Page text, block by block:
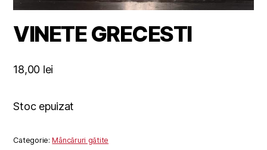
VINETE GRECESTI
18,00 lei
Stoc epuizat
Categorie:Mâncăruri gătite